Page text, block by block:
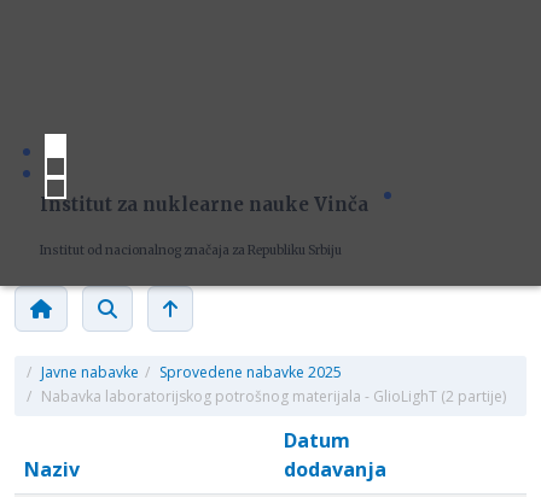
Institut za nuklearne nauke Vinča
Institut od nacionalnog značaja za Republiku Srbiju
/ Javne nabavke / Sprovedene nabavke 2025
/ Nabavka laboratorijskog potrošnog materijala - GlioLighT (2 partije)
Naziv
Datum
dodavanja